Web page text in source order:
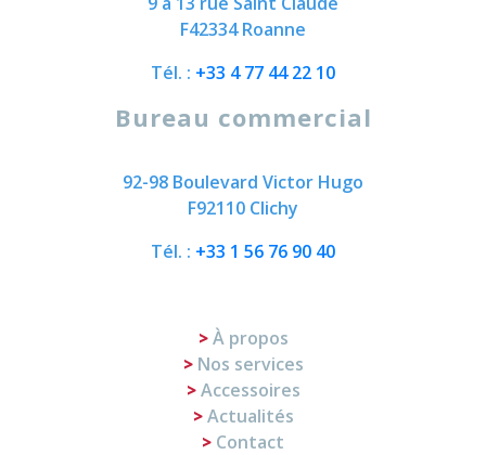
F42334 Roanne
Tél. : +33 4 77 44 22 10
Bureau commercial
92-98 Boulevard Victor Hugo
F92110 Clichy
Tél. : +33 1 56 76 90 40
À propos
Nos services
Accessoires
Actualités
Contact